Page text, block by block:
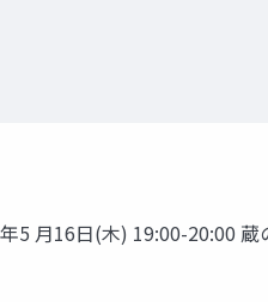
5 月16日(木) 19:00-20:00 蔵